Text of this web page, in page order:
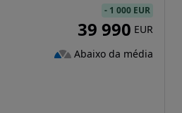
- 1 000 EUR
39 990 EUR
Abaixo da média